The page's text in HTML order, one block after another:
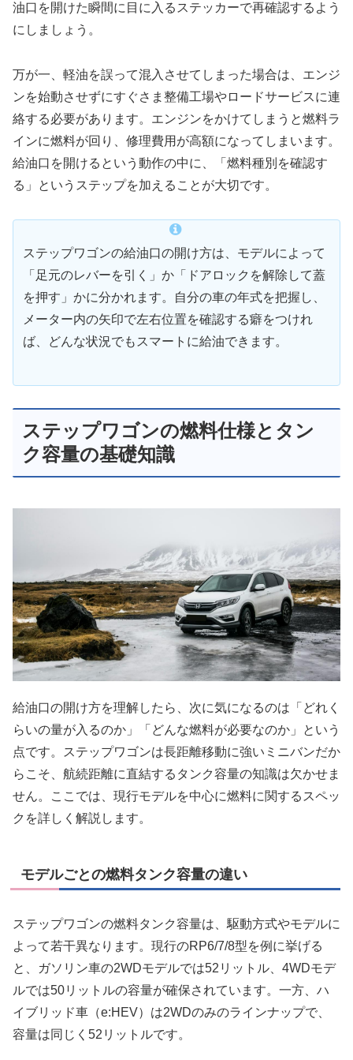
油口を開けた瞬間に目に入るステッカーで再確認するよう
にしましょう。
万が一、軽油を誤って混入させてしまった場合は、エンジ
ンを始動させずにすぐさま整備工場やロードサービスに連
絡する必要があります。エンジンをかけてしまうと燃料ラ
インに燃料が回り、修理費用が高額になってしまいます。
給油口を開けるという動作の中に、「燃料種別を確認す
る」というステップを加えることが大切です。
ステップワゴンの給油口の開け方は、モデルによって
「足元のレバーを引く」か「ドアロックを解除して蓋
を押す」かに分かれます。自分の車の年式を把握し、
メーター内の矢印で左右位置を確認する癖をつけれ
ば、どんな状況でもスマートに給油できます。
ステップワゴンの燃料仕様とタン
ク容量の基礎知識
給油口の開け方を理解したら、次に気になるのは「どれく
らいの量が入るのか」「どんな燃料が必要なのか」という
点です。ステップワゴンは長距離移動に強いミニバンだか
らこそ、航続距離に直結するタンク容量の知識は欠かせま
せん。ここでは、現行モデルを中心に燃料に関するスペッ
クを詳しく解説します。
モデルごとの燃料タンク容量の違い
ステップワゴンの燃料タンク容量は、駆動方式やモデルに
よって若干異なります。現行のRP6/7/8型を例に挙げる
と、ガソリン車の2WDモデルでは52リットル、4WDモデ
ルでは50リットルの容量が確保されています。一方、ハ
イブリッド車（e:HEV）は2WDのみのラインナップで、
容量は同じく52リットルです。